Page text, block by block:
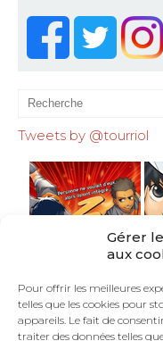
Gérer
aux
Pour offrir les meilleures
telles que les cookies pour
appareils. Le fait de
traiter des données telles
Tweets by @tourriol